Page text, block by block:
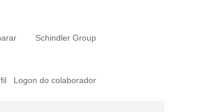
Schindler Group
Logon do colaborador